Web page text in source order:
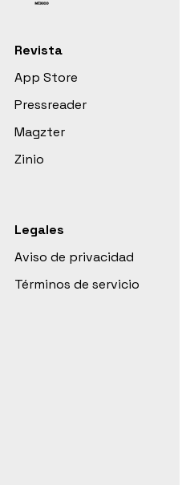
Revista
App Store
Pressreader
Magzter
Zinio
Legales
Aviso de privacidad
Términos de servicio